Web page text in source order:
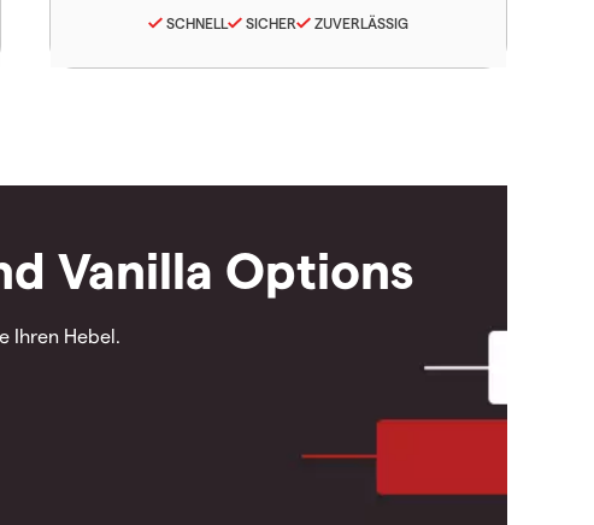
SCHNELL SICHER ZUVERLÄSSIG
Vanilla Options
Ihren Hebel.